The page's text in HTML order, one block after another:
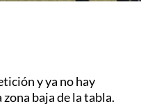
y ya no hay
baja de la tabla.